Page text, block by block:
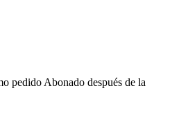
pedido Abonado después de la